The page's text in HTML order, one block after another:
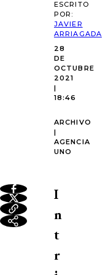
ESCRITO
POR:
JAVIER
ARRIAGADA
28
DE
OCTUBRE
2021
|
18:46
ARCHIVO
|
AGENCIA
UNO
I
n
t
r